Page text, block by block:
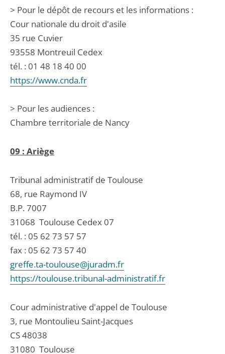
> Pour le dépôt de recours et les informations :
Cour nationale du droit d'asile
35 rue Cuvier
93558 Montreuil Cedex
tél. : 01 48 18 40 00
https://www.cnda.fr
> Pour les audiences :
Chambre territoriale de Nancy
09 : Ariège
Tribunal administratif de Toulouse
68, rue Raymond IV
B.P. 7007
31068 Toulouse Cedex 07
tél. : 05 62 73 57 57
fax : 05 62 73 57 40
greffe.ta-toulouse@juradm.fr
https://toulouse.tribunal-administratif.fr
Cour administrative d'appel de Toulouse
3, rue Montoulieu Saint-Jacques
CS 48038
31080 Toulouse